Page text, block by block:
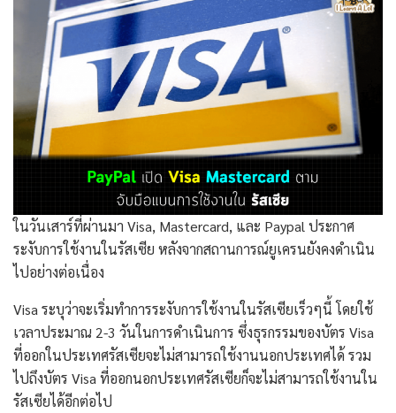
ในวันเสาร์ที่ผ่านมา Visa, Mastercard, และ Paypal ประกาศ
ระงับการใช้งานในรัสเซีย หลังจากสถานการณ์ยูเครนยังคงดำเนิน
ไปอย่างต่อเนื่อง
Visa ระบุว่าจะเริ่มทำการระงับการใช้งานในรัสเซียเร็วๆนี้ โดยใช้
เวลาประมาณ 2-3 วันในการดำเนินการ ซึ่งธุรกรรมของบัตร Visa
ที่ออกในประเทศรัสเซียจะไม่สามารถใช้งานนอกประเทศได้ รวม
ไปถึงบัตร Visa ที่ออกนอกประเทศรัสเซียก็จะไม่สามารถใช้งานใน
รัสเซียได้อีกต่อไป